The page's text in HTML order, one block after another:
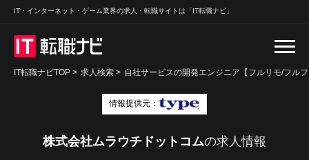
IT・インターネット・ゲーム業界の求人・転職サイトは「IT転職ナビ」
IT転職ナビTOP > 求人検索 > 自社サービスの開発エンジニア【フルリモ/フル
情報提供元：
株式会社ムラウチドットコムの求人情報